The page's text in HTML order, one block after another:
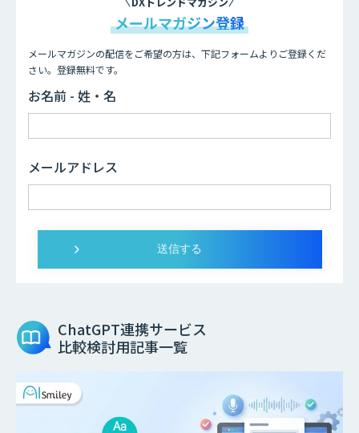
メールマガジン登録
メールマガジンの配信をご希望の方は、下記フォームよりご登録くだ
さい。登録無料です。
お名前 - 姓・名
メールアドレス
ChatGPT連携サービス
比較検討用記事一覧